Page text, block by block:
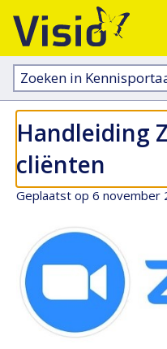
Zoeken
in
kennisportaal:
Handleiding
cliënten
Geplaatst op 6 november